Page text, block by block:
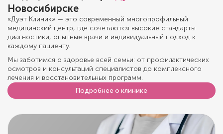
Новосибирске
«Дуэт Клиник» — это современный многопрофильный
медицинский центр, где сочетаются высокие стандарты
диагностики, опытные врачи и индивидуальный подход к
каждому пациенту.
Мы заботимся о здоровье всей семьи: от профилактических
осмотров и консультаций специалистов до комплексного
лечения и восстановительных программ.
Подробнее о клинике